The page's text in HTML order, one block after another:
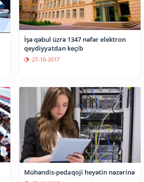
İşə qəbul üzrə 1347 nəfər elektron
qeydiyyatdan keçib
27-10-2017
Mühəndis-pedaqoji heyətin nəzərinə